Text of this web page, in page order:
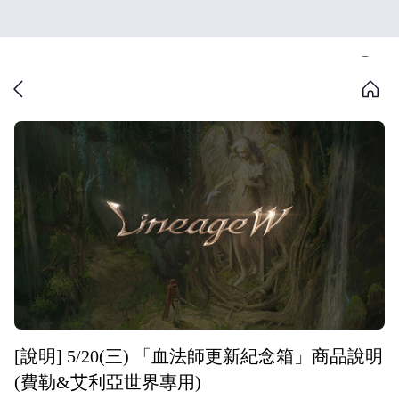
[說明] 5/20(三) 「血法師更新紀念箱」商品說明
(費勒&艾利亞世界專用)